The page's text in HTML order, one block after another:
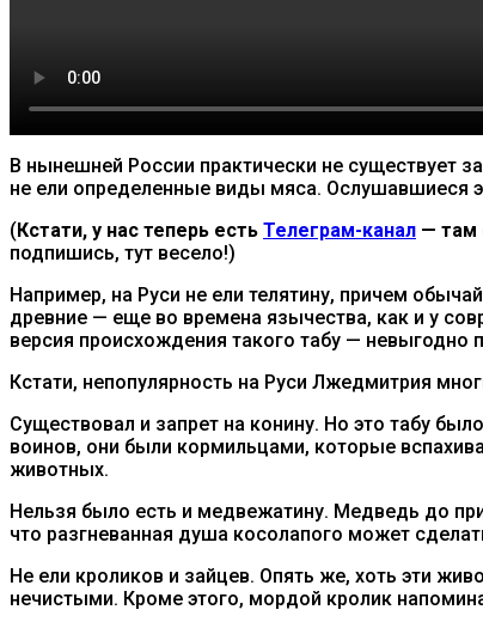
В нынешней России практически не существует
не ели определенные виды мяса. Ослушавшиеся
( Кстати, у нас теперь есть Телеграм-канал — там
подпишись, тут весело!)
Например, на Руси не ели телятину, причем
древние — еще во времена язычества, как и у
версия происхождения такого табу —
Кстати, непопулярность на Руси Лжедмитрия
Существовал и запрет на конину. Но это табу
воинов, они были кормильцами, которые
животных.
Нельзя было есть и медвежатину. Медведь до
что разгневанная душа косолапого может
Не ели кроликов и зайцев. Опять же, хоть эти
нечистыми. Кроме этого, мордой кролик